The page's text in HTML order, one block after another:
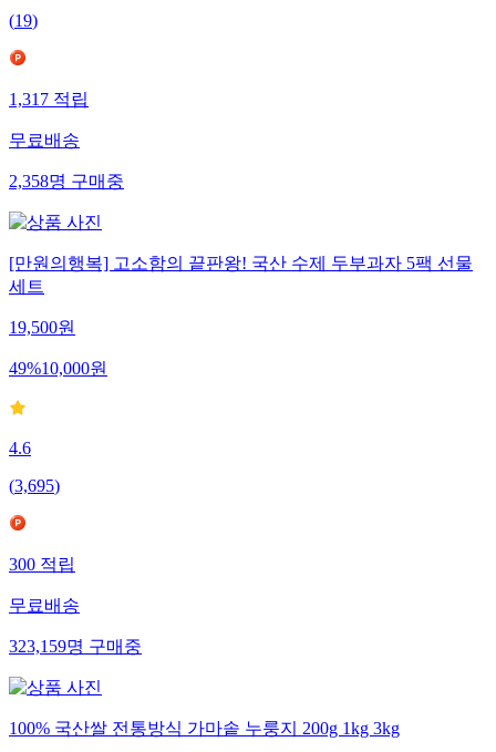
(19)
1,317적립
무료배송
2,358명구매중
[만원의행복] 고소함의 끝판왕! 국산 수제 두부과자 5팩 선물
세트
19,500원
49%10,000원
4.6
(3,695)
300적립
무료배송
323,159명구매중
100% 국산쌀 전통방식 가마솥 누룽지 200g 1kg 3kg